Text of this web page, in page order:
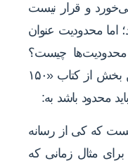
و قرار نیست
اما محدودیت عنوان
چیست؟
لازم به ذکر است برای نگارش این بخش از کتاب «۱۵۰
محدود باشد به:
که کی از رسانه
برای مثال زمانی که